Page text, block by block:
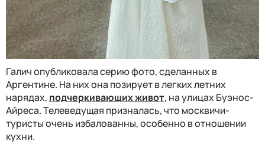
Галич опубликовала серию фото, сделанных в
Аргентине. На них она позирует в легких летних
нарядах, подчеркивающих живот, на улицах Буэнос-
Айреса. Телеведущая призналась, что москвичи-
туристы очень избалованны, особенно в отношении
кухни.